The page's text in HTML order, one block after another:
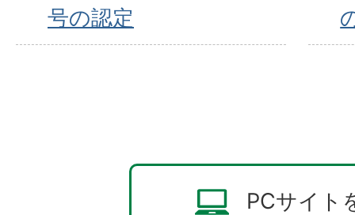
号の認定
PCサイト